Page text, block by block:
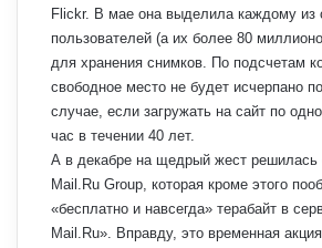
Flickr. В мае она выделила каждому из
пользователей (а их более 80
для хранения снимков. По подсчетам
свободное место не будет исчерпано
случае, если загружать на сайт по
час в течении 40 лет.
А в декабре на щедрый жест решилась
Mail.Ru Group, которая кроме этого
«бесплатно и навсегда» терабайт в
Mail.Ru». Вправду, это временная